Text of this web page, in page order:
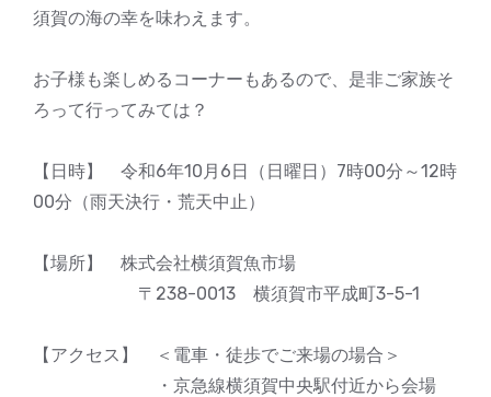
須賀の海の幸を味わえます。
お子様も楽しめるコーナーもあるので、是非ご家族そ
ろって行ってみては？
【日時】 令和6年10月6日（日曜日）7時00分～12時
00分（雨天決行・荒天中止）
【場所】 株式会社横須賀魚市場
〒238-0013 横須賀市平成町3-5-1
【アクセス】 ＜電車・徒歩でご来場の場合＞
・京急線横須賀中央駅付近から会場